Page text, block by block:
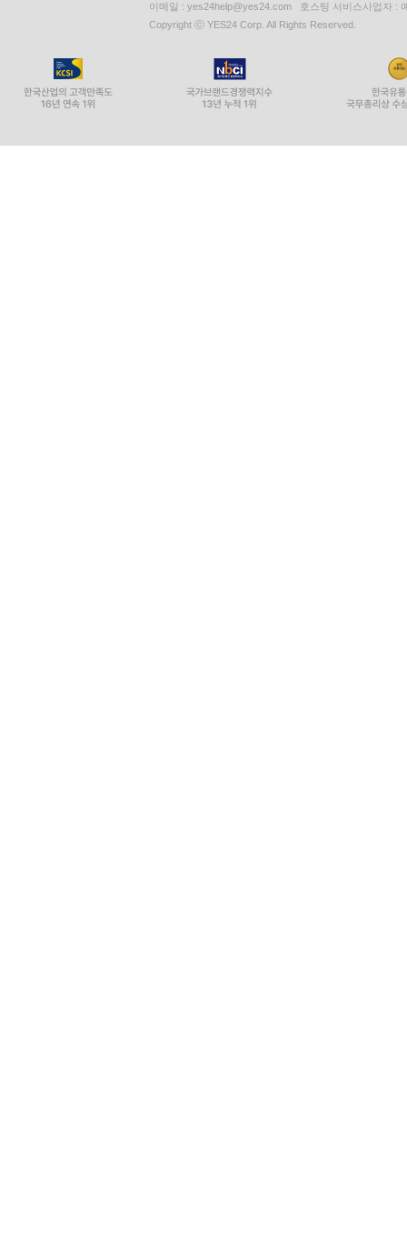
이메일 : yes24help@yes24.com 호스팅 서비스사업자 :
Copyright ⓒ YES24 Corp. All Rights Reserved.